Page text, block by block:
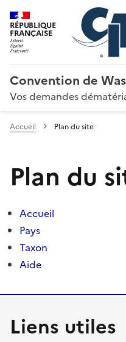
RÉPUBLIQUE
FRANÇAISE
Convention de
Vos demandes
Accueil Plan du site
Plan du
Accueil
Pays
Taxon
Aide
Liens utiles